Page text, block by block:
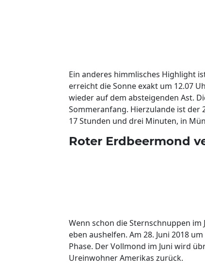
Ein anderes himmlisches Highlight
erreicht die Sonne exakt um 12.07
wieder auf dem absteigenden Ast.
Sommeranfang. Hierzulande ist der
17 Stunden und drei Minuten, in
Roter Erdbeermond
Wenn schon die Sternschnuppen
eben aushelfen. Am 28. Juni 2018
Phase. Der Vollmond im Juni wird
Ureinwohner Amerikas zurück.